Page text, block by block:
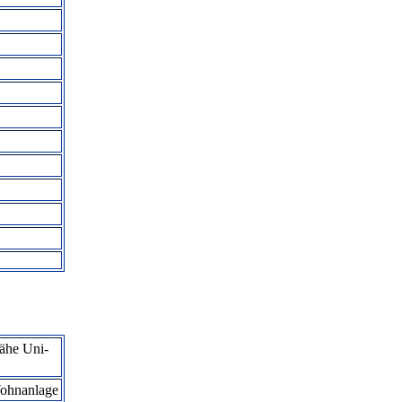
Uni-